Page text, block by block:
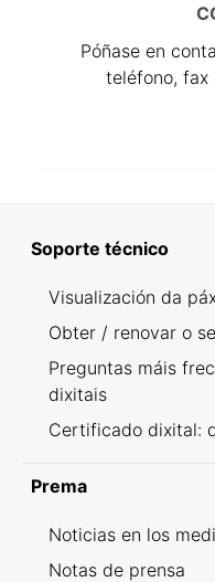
Póñase en
teléfono, fax
Soporte técnico
Visualización da
Obter / renovar o
Preguntas máis
dixitais
Certificado dixital:
Prema
Noticias en los
Notas de prensa